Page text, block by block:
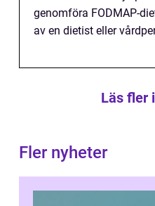
genomföra FODMAP-
av en dietist eller
Läs fler
Fler nyheter